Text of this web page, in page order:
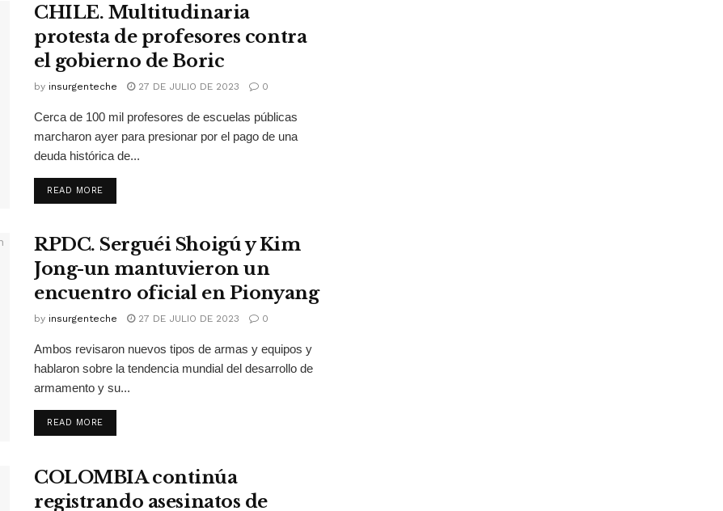
CHILE. Multitudinaria
protesta de profesores contra
el gobierno de Boric
by insurgenteche 27 DE JULIO DE 2023 0
Cerca de 100 mil profesores de escuelas públicas
marcharon ayer para presionar por el pago de una
deuda histórica de...
READ MORE
RPDC. Serguéi Shoigú y Kim
Jong-un mantuvieron un
encuentro oficial en Pionyang
by insurgenteche 27 DE JULIO DE 2023 0
Ambos revisaron nuevos tipos de armas y equipos y
hablaron sobre la tendencia mundial del desarrollo de
armamento y su...
READ MORE
COLOMBIA continúa
registrando asesinatos de